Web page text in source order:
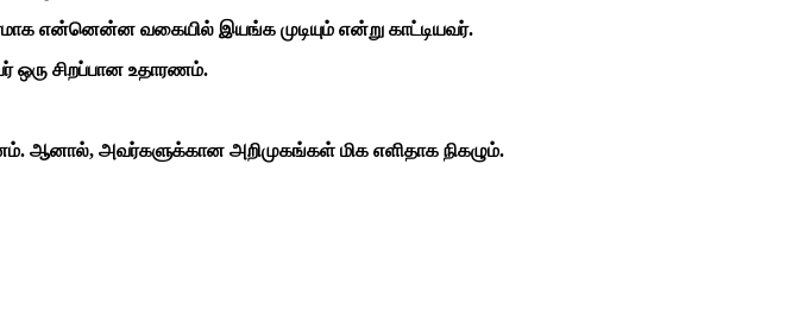
என்னென்ன வகையில் இயங்க முடியும் என்று காட்டியவர்.
ஒரு சிறப்பான உதாரணம்.
ஆனால், அவர்களுக்கான அறிமுகங்கள் மிக எளிதாக நிகழும்.